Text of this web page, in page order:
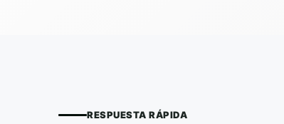
RESPUESTA RÁPIDA